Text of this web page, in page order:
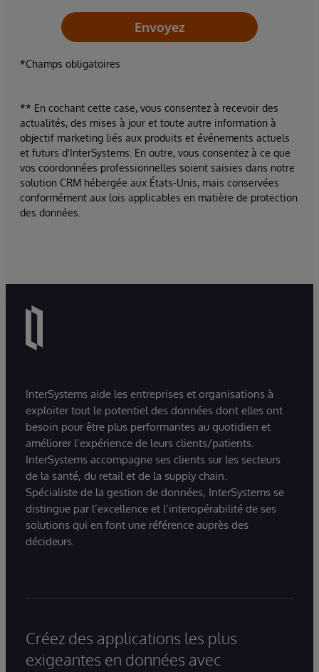
Envoyez
*Champs obligatoires
** En cochant cette case, vous consentez à recevoir des
actualités, des mises à jour et toute autre information à
objectif marketing liés aux produits et événements actuels
et futurs d'InterSystems. En outre, vous consentez à ce que
vos coordonnées professionnelles soient saisies dans notre
solution CRM hébergée aux États-Unis, mais conservées
conformément aux lois applicables en matière de protection
des données.
InterSystems aide les entreprises et organisations à
exploiter tout le potentiel des données dont elles ont
besoin pour être plus performantes au quotidien et
améliorer l’expérience de leurs clients/patients.
InterSystems accompagne ses clients sur les secteurs
de la santé, du retail et de la supply chain.
Spécialiste de la gestion de données, InterSystems se
distingue par l’excellence et l’interopérabilité de ses
solutions qui en font une référence auprès des
décideurs.
Créez des applications les plus
exigeantes en données avec